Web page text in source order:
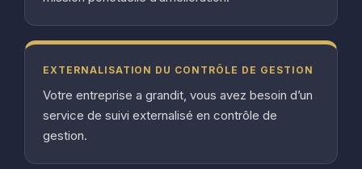
EXTERNALISATION DU CONTRÔLE DE GESTION
Votre entreprise a grandit, vous avez besoin d’un
service de suivi externalisé en contrôle de
gestion.